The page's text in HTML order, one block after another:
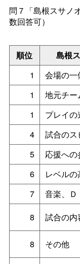
問７「島根スサノ
数回答可）
順位 島根
1
会場の一
1
地元チ
1
プレイの
4
試合の
5
応援への
6
レベルの
7
音楽、Ｄ
8
試合の内
8 その他